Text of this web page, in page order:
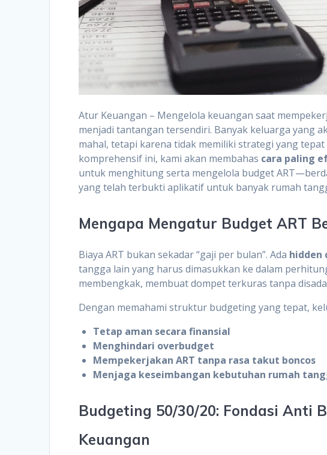
Atur Keuangan – Mengelola keuangan saat
menjadi tantangan tersendiri. Banyak keluarga yang
mahal, tetapi karena tidak memiliki strategi yang
komprehensif ini, kami akan membahas cara paling
untuk menghitung serta mengelola budget
yang telah terbukti aplikatif untuk banyak rumah
Mengapa Mengatur Budget ART
Biaya ART bukan sekadar “gaji per bulan”. Ada hidden
tangga lain yang harus dimasukkan ke dalam
membengkak, membuat dompet terkuras tanpa
Dengan memahami struktur budgeting yang tepat,
Tetap aman secara finansial
Menghindari overbudget
Mempekerjakan ART tanpa rasa takut boncos
Menjaga keseimbangan kebutuhan rumah
Budgeting 50/30/20: Fondasi Anti
Keuangan